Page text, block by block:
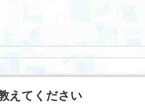
えてください